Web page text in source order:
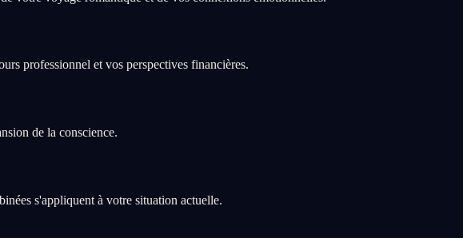
professionnel et vos perspectives financières.
de la conscience.
s'appliquent à votre situation actuelle.